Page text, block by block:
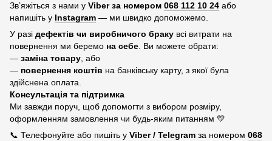
Зв’яжіться з нами у Viber за номером 068 112 10 24 або
напишіть у Instagram — ми швидко допоможемо.
У разі дефектів чи виробничого браку всі витрати на
повернення ми беремо на себе . Ви можете обрати:
— заміна товару , або
— повернення коштів на банківську карту, з якої була
здійснена оплата.
Консультація та підтримка
Ми завжди поруч, щоб допомогти з вибором розміру,
оформленням замовлення чи будь-яким питанням 💛
📞 Телефонуйте або пишіть у Viber / Telegram за номером 068